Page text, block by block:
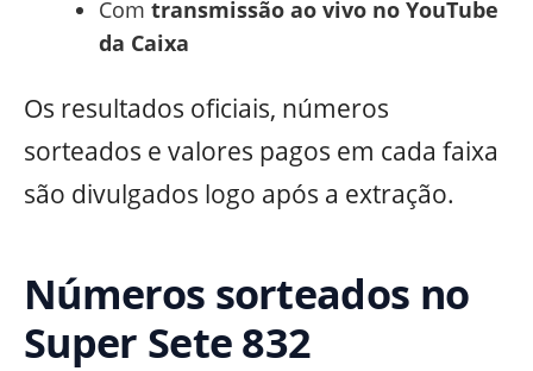
Com transmissão ao vivo no YouTube
da Caixa
Os resultados oficiais, números
sorteados e valores pagos em cada faixa
são divulgados logo após a extração.
Números sorteados no
Super Sete 832